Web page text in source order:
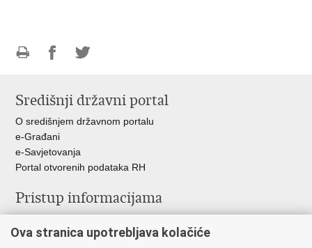
FacebookuTwitteru
Središnji državni portal
O središnjem državnom portalu
e-Građani
e-Savjetovanja
Portal otvorenih podataka RH
Pristup informacijama
Savjetovanje
Ova stranica upotrebljava kolačiće